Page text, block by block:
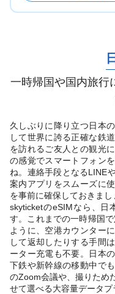
一時帰国や国内旅行
久しぶりに降り立つ日本
して世界に誇る正確な鉄
を訪れるご友人との観光
の感覚でスマートフォン
ね。連絡手段となるLINE
案内アプリをスムーズに
を事前に確保しておきまし
skyticketのeSIMなら、日
す。これまでの一時帰国
ように、空港カウンター
して返却したりする手間
ーター充電も不要。日本
下鉄や新幹線の移動中で
のZoom会議や、撮りため
せて選べる大容量データプ